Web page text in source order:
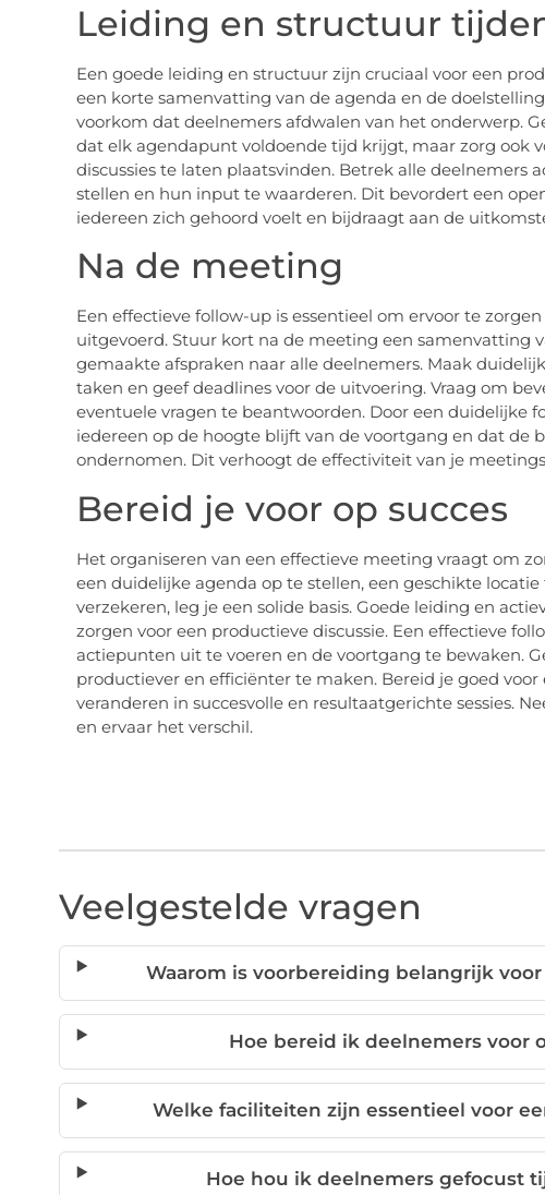
Leiding en structuur
Een goede leiding en structuur zijn cruciaal voor een
een korte samenvatting van de agenda en de
voorkom dat deelnemers afdwalen van het onderwerp.
dat elk agendapunt voldoende tijd krijgt, maar zorg ook
discussies te laten plaatsvinden. Betrek alle deelnemers
stellen en hun input te waarderen. Dit bevordert een
iedereen zich gehoord voelt en bijdraagt aan de
Na de meeting
Een effectieve follow-up is essentieel om ervoor te
uitgevoerd. Stuur kort na de meeting een samenvatting
gemaakte afspraken naar alle deelnemers. Maak
taken en geef deadlines voor de uitvoering. Vraag om
eventuele vragen te beantwoorden. Door een duidelijke
iedereen op de hoogte blijft van de voortgang en dat de
ondernomen. Dit verhoogt de effectiviteit van je
Bereid je voor op succes
Het organiseren van een effectieve meeting vraagt om
een duidelijke agenda op te stellen, een geschikte
verzekeren, leg je een solide basis. Goede leiding en
zorgen voor een productieve discussie. Een effectieve
actiepunten uit te voeren en de voortgang te bewaken.
productiever en efficiënter te maken. Bereid je goed
veranderen in succesvolle en resultaatgerichte sessies.
en ervaar het verschil.
Veelgestelde vragen
Waarom is voorbereiding belangrijk
Hoe bereid ik deelnemers voor
Welke faciliteiten zijn essentieel voor
Hoe hou ik deelnemers gefocust